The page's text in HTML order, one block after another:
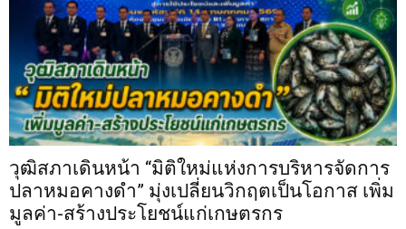
วุฒิสภาเดินหน้า “มิติใหม่แห่งการบริหารจัดการ
ปลาหมอคางดำ” มุ่งเปลี่ยนวิกฤตเป็นโอกาส เพิ่ม
มูลค่า-สร้างประโยชน์แก่เกษตรกร